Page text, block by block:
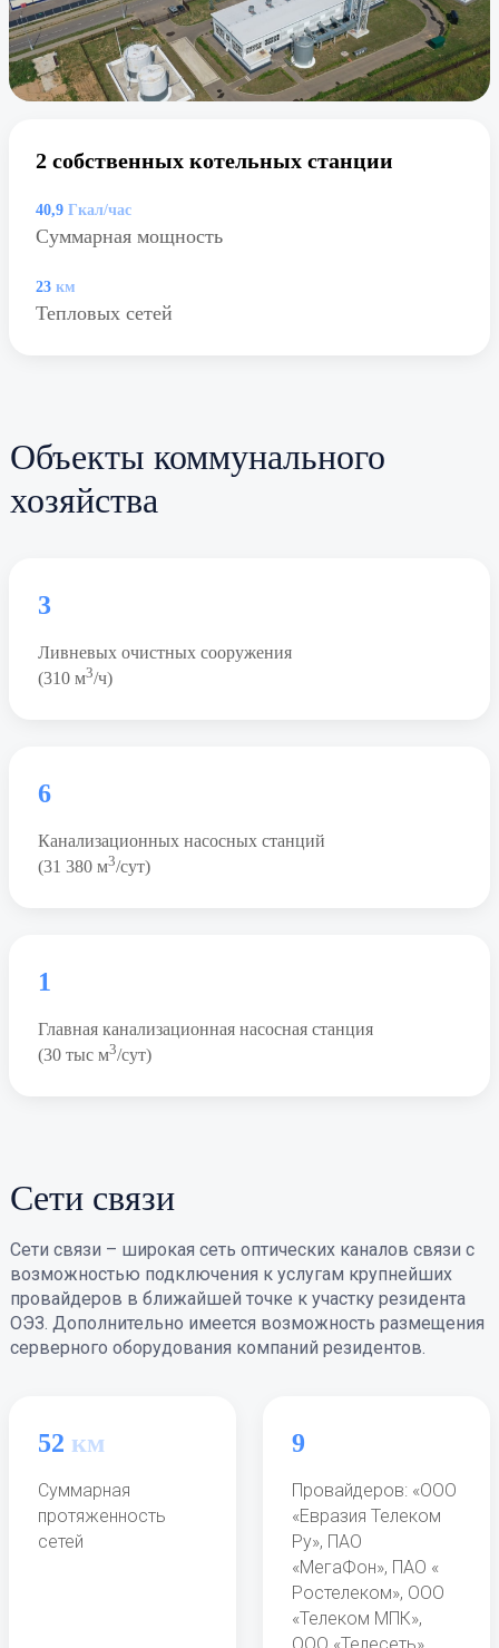
2 собственных котельных станции
40,9 Гкал/час
Суммарная мощность
23 км
Тепловых сетей
Объекты коммунального
хозяйства
3
Ливневых очистных сооружения
(310 м3/ч)
6
Канализационных насосных станций
(31 380 м3/сут)
1
Главная канализационная насосная станция
(30 тыс м3/сут)
Сети связи
Сети связи – широкая сеть оптических каналов связи с
возможностью подключения к услугам крупнейших
провайдеров в ближайшей точке к участку резидента
ОЭЗ. Дополнительно имеется возможность размещения
серверного оборудования компаний резидентов.
52 км
Суммарная
протяженность
сетей
9
Провайдеров: «ООО
«Евразия Телеком
Ру», ПАО
«МегаФон», ПАО «
Ростелеком», ООО
«Телеком МПК»,
ООО «Телесеть»,
Ерофеев Андрей Анатольевич